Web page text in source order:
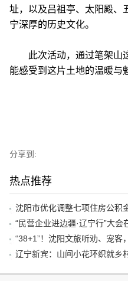
址，以及吕祖亭、太阳殿、
宁深厚的历史文化。
此次活动，通过笔架山这
能感受到这片土地的温暖与
分享到:
热点推荐
沈阳市优化调整七项住房公积
“民营企业进边疆·辽宁行”大会
辽宁新宾：山间小花环织就乡